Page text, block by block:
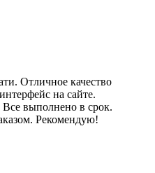
Отличное качество
на сайте.
Все выполнено в срок.
Рекомендую!